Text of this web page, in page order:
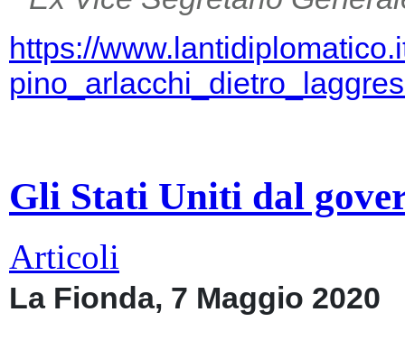
https://
Gli Stati Uniti dal
Articoli
La Fionda, 7 Maggio 2020